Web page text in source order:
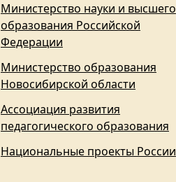
Министерство науки и высшего
образования Российской
Федерации
Министерство образования
Новосибирской области
Ассоциация развития
педагогического образования
Национальные проекты России